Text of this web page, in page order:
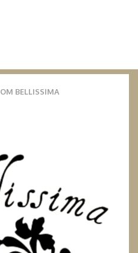
OM BELLISSIMA